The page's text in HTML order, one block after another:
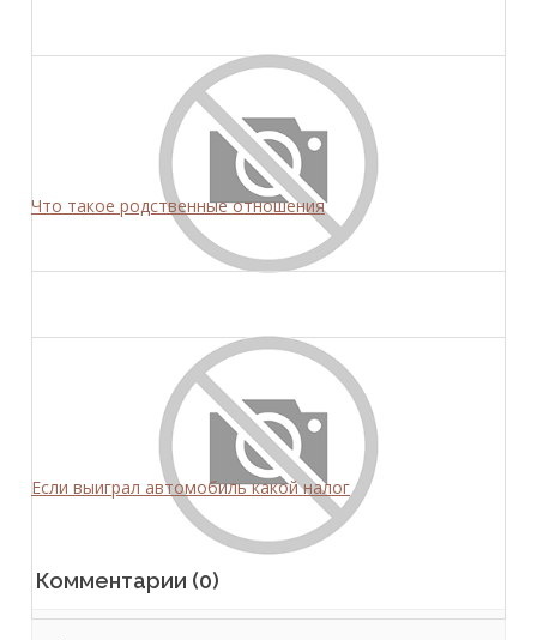
Что такое родственные отношения
Если выиграл автомобиль какой налог
Комментарии (0)